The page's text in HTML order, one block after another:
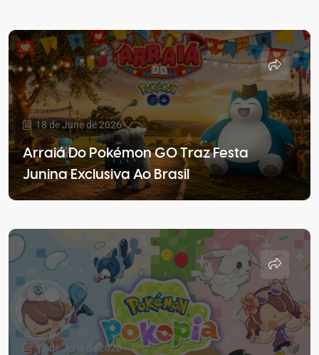
18 de June de 2026
Arraiá Do Pokémon GO Traz Festa
Junina Exclusiva Ao Brasil
16 de June de 2026